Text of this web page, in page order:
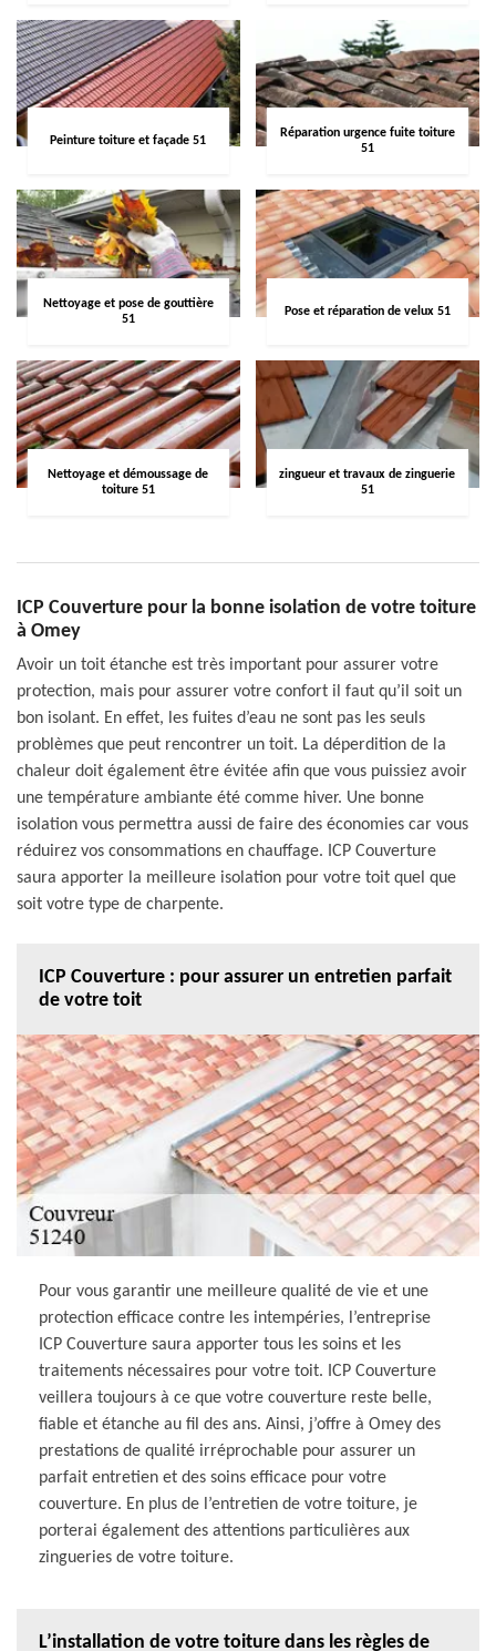
Peinture toiture et façade 51
Réparation urgence fuite toiture
51
Nettoyage et pose de gouttière
51
Pose et réparation de velux 51
Nettoyage et démoussage de
toiture 51
zingueur et travaux de zinguerie
51
ICP Couverture pour la bonne isolation de votre toiture
à Omey
Avoir un toit étanche est très important pour assurer votre
protection, mais pour assurer votre confort il faut qu’il soit un
bon isolant. En effet, les fuites d’eau ne sont pas les seuls
problèmes que peut rencontrer un toit. La déperdition de la
chaleur doit également être évitée afin que vous puissiez avoir
une température ambiante été comme hiver. Une bonne
isolation vous permettra aussi de faire des économies car vous
réduirez vos consommations en chauffage. ICP Couverture
saura apporter la meilleure isolation pour votre toit quel que
soit votre type de charpente.
ICP Couverture : pour assurer un entretien parfait
de votre toit
Pour vous garantir une meilleure qualité de vie et une
protection efficace contre les intempéries, l’entreprise
ICP Couverture saura apporter tous les soins et les
traitements nécessaires pour votre toit. ICP Couverture
veillera toujours à ce que votre couverture reste belle,
fiable et étanche au fil des ans. Ainsi, j’offre à Omey des
prestations de qualité irréprochable pour assurer un
parfait entretien et des soins efficace pour votre
couverture. En plus de l’entretien de votre toiture, je
porterai également des attentions particulières aux
zingueries de votre toiture.
L’installation de votre toiture dans les règles de